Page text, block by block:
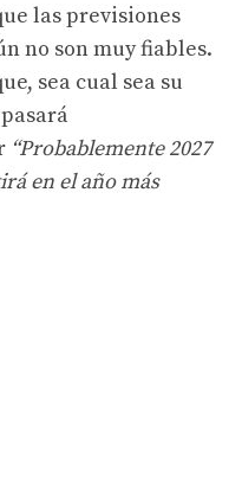
las previsiones
no son muy fiables.
sea cual sea su
“Probablemente 2027
en el año más